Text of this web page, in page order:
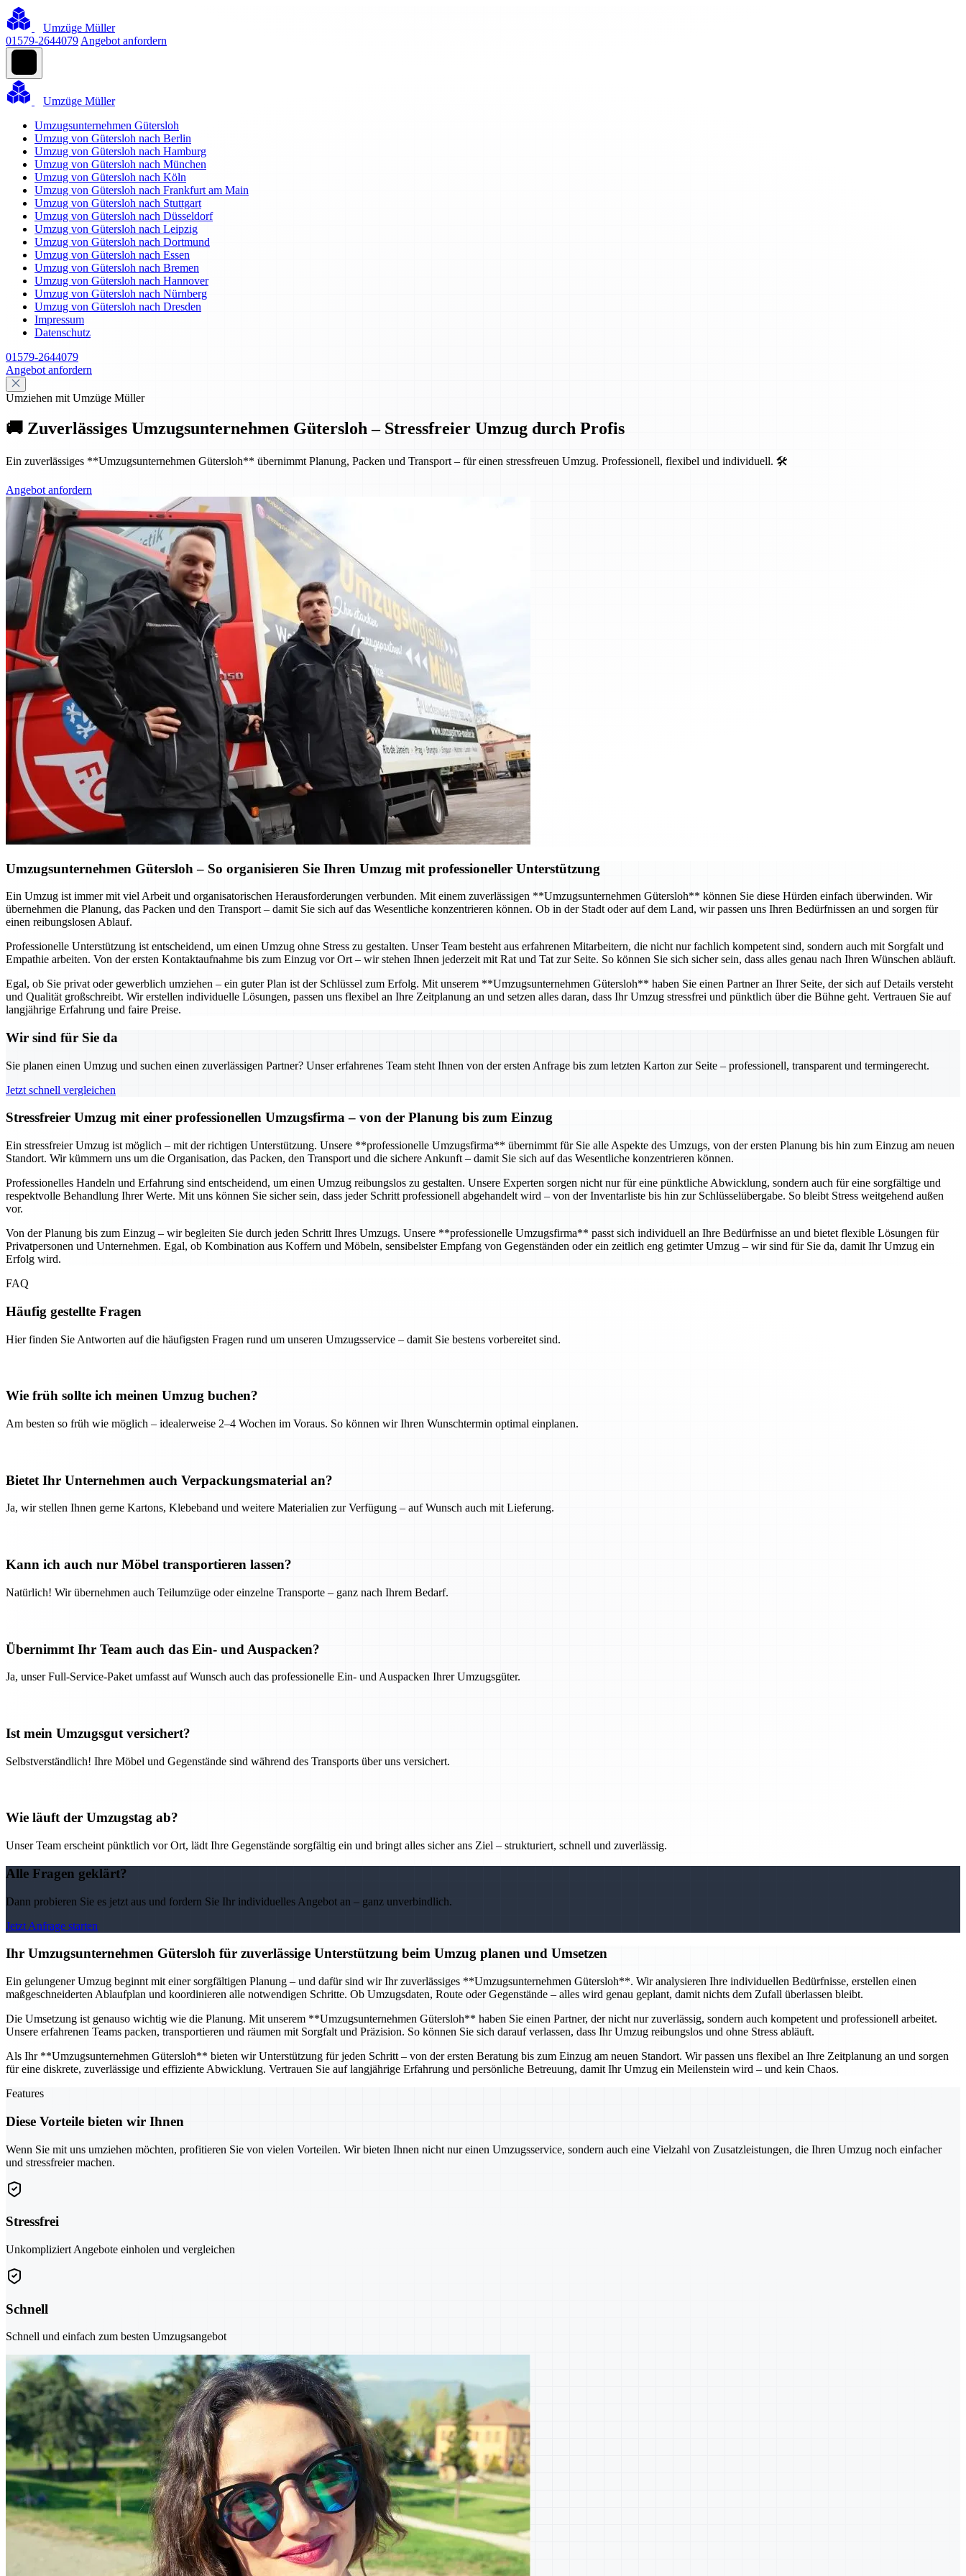
Umzüge Müller
01579-2644079 Angebot anfordern
Umzüge Müller
Umzugsunternehmen Gütersloh
Umzug von Gütersloh nach Berlin
Umzug von Gütersloh nach Hamburg
Umzug von Gütersloh nach München
Umzug von Gütersloh nach Köln
Umzug von Gütersloh nach Frankfurt am Main
Umzug von Gütersloh nach Stuttgart
Umzug von Gütersloh nach Düsseldorf
Umzug von Gütersloh nach Leipzig
Umzug von Gütersloh nach Dortmund
Umzug von Gütersloh nach Essen
Umzug von Gütersloh nach Bremen
Umzug von Gütersloh nach Hannover
Umzug von Gütersloh nach Nürnberg
Umzug von Gütersloh nach Dresden
Impressum
Datenschutz
01579-2644079
Angebot anfordern
Umziehen mit Umzüge Müller
🚚 Zuverlässiges Umzugsunternehmen Gütersloh – Stressfreier Umzug durch Profis
Ein zuverlässiges **Umzugsunternehmen Gütersloh** übernimmt Planung, Packen und Transport – für einen stressfreuen Umzug. Professionell, flexibel und individuell. 🛠️
Angebot anfordern
Umzugsunternehmen Gütersloh – So organisieren Sie Ihren Umzug mit professioneller Unterstützung
Ein Umzug ist immer mit viel Arbeit und organisatorischen Herausforderungen verbunden. Mit einem zuverlässigen **Umzugsunternehmen Gütersloh** können Sie diese Hürden einfach überwinden. Wir
übernehmen die Planung, das Packen und den Transport – damit Sie sich auf das Wesentliche konzentrieren können. Ob in der Stadt oder auf dem Land, wir passen uns Ihren Bedürfnissen an und sorgen für
einen reibungslosen Ablauf.
Professionelle Unterstützung ist entscheidend, um einen Umzug ohne Stress zu gestalten. Unser Team besteht aus erfahrenen Mitarbeitern, die nicht nur fachlich kompetent sind, sondern auch mit Sorgfalt und
Empathie arbeiten. Von der ersten Kontaktaufnahme bis zum Einzug vor Ort – wir stehen Ihnen jederzeit mit Rat und Tat zur Seite. So können Sie sich sicher sein, dass alles genau nach Ihren Wünschen abläuft.
Egal, ob Sie privat oder gewerblich umziehen – ein guter Plan ist der Schlüssel zum Erfolg. Mit unserem **Umzugsunternehmen Gütersloh** haben Sie einen Partner an Ihrer Seite, der sich auf Details versteht
und Qualität großschreibt. Wir erstellen individuelle Lösungen, passen uns flexibel an Ihre Zeitplanung an und setzen alles daran, dass Ihr Umzug stressfrei und pünktlich über die Bühne geht. Vertrauen Sie auf
langjährige Erfahrung und faire Preise.
Wir sind für Sie da
Sie planen einen Umzug und suchen einen zuverlässigen Partner? Unser erfahrenes Team steht Ihnen von der ersten Anfrage bis zum letzten Karton zur Seite – professionell, transparent und termingerecht.
Jetzt schnell vergleichen
Stressfreier Umzug mit einer professionellen Umzugsfirma – von der Planung bis zum Einzug
Ein stressfreier Umzug ist möglich – mit der richtigen Unterstützung. Unsere **professionelle Umzugsfirma** übernimmt für Sie alle Aspekte des Umzugs, von der ersten Planung bis hin zum Einzug am neuen
Standort. Wir kümmern uns um die Organisation, das Packen, den Transport und die sichere Ankunft – damit Sie sich auf das Wesentliche konzentrieren können.
Professionelles Handeln und Erfahrung sind entscheidend, um einen Umzug reibungslos zu gestalten. Unsere Experten sorgen nicht nur für eine pünktliche Abwicklung, sondern auch für eine sorgfältige und
respektvolle Behandlung Ihrer Werte. Mit uns können Sie sicher sein, dass jeder Schritt professionell abgehandelt wird – von der Inventarliste bis hin zur Schlüsselübergabe. So bleibt Stress weitgehend außen
vor.
Von der Planung bis zum Einzug – wir begleiten Sie durch jeden Schritt Ihres Umzugs. Unsere **professionelle Umzugsfirma** passt sich individuell an Ihre Bedürfnisse an und bietet flexible Lösungen für
Privatpersonen und Unternehmen. Egal, ob Kombination aus Koffern und Möbeln, sensibelster Empfang von Gegenständen oder ein zeitlich eng getimter Umzug – wir sind für Sie da, damit Ihr Umzug ein
Erfolg wird.
FAQ
Häufig gestellte Fragen
Hier finden Sie Antworten auf die häufigsten Fragen rund um unseren Umzugsservice – damit Sie bestens vorbereitet sind.
Wie früh sollte ich meinen Umzug buchen?
Am besten so früh wie möglich – idealerweise 2–4 Wochen im Voraus. So können wir Ihren Wunschtermin optimal einplanen.
Bietet Ihr Unternehmen auch Verpackungsmaterial an?
Ja, wir stellen Ihnen gerne Kartons, Klebeband und weitere Materialien zur Verfügung – auf Wunsch auch mit Lieferung.
Kann ich auch nur Möbel transportieren lassen?
Natürlich! Wir übernehmen auch Teilumzüge oder einzelne Transporte – ganz nach Ihrem Bedarf.
Übernimmt Ihr Team auch das Ein- und Auspacken?
Ja, unser Full-Service-Paket umfasst auf Wunsch auch das professionelle Ein- und Auspacken Ihrer Umzugsgüter.
Ist mein Umzugsgut versichert?
Selbstverständlich! Ihre Möbel und Gegenstände sind während des Transports über uns versichert.
Wie läuft der Umzugstag ab?
Unser Team erscheint pünktlich vor Ort, lädt Ihre Gegenstände sorgfältig ein und bringt alles sicher ans Ziel – strukturiert, schnell und zuverlässig.
Alle Fragen geklärt?
Dann probieren Sie es jetzt aus und fordern Sie Ihr individuelles Angebot an – ganz unverbindlich.
Jetzt Anfrage starten
Ihr Umzugsunternehmen Gütersloh für zuverlässige Unterstützung beim Umzug planen und Umsetzen
Ein gelungener Umzug beginnt mit einer sorgfältigen Planung – und dafür sind wir Ihr zuverlässiges **Umzugsunternehmen Gütersloh**. Wir analysieren Ihre individuellen Bedürfnisse, erstellen einen
maßgeschneiderten Ablaufplan und koordinieren alle notwendigen Schritte. Ob Umzugsdaten, Route oder Gegenstände – alles wird genau geplant, damit nichts dem Zufall überlassen bleibt.
Die Umsetzung ist genauso wichtig wie die Planung. Mit unserem **Umzugsunternehmen Gütersloh** haben Sie einen Partner, der nicht nur zuverlässig, sondern auch kompetent und professionell arbeitet.
Unsere erfahrenen Teams packen, transportieren und räumen mit Sorgfalt und Präzision. So können Sie sich darauf verlassen, dass Ihr Umzug reibungslos und ohne Stress abläuft.
Als Ihr **Umzugsunternehmen Gütersloh** bieten wir Unterstützung für jeden Schritt – von der ersten Beratung bis zum Einzug am neuen Standort. Wir passen uns flexibel an Ihre Zeitplanung an und sorgen
für eine diskrete, zuverlässige und effiziente Abwicklung. Vertrauen Sie auf langjährige Erfahrung und persönliche Betreuung, damit Ihr Umzug ein Meilenstein wird – und kein Chaos.
Features
Diese Vorteile bieten wir Ihnen
Wenn Sie mit uns umziehen möchten, profitieren Sie von vielen Vorteilen. Wir bieten Ihnen nicht nur einen Umzugsservice, sondern auch eine Vielzahl von Zusatzleistungen, die Ihren Umzug noch einfacher
und stressfreier machen.
Stressfrei
Unkompliziert Angebote einholen und vergleichen
Schnell
Schnell und einfach zum besten Umzugsangebot